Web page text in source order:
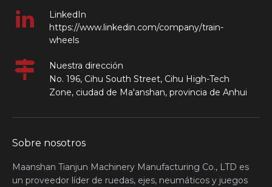
LinkedIn
https://www.linkedin.com/company/train-
wheels
Nuestra dirección
No. 196, Cihu South Street, Cihu High-Tech
Zone, ciudad de Ma'anshan, provincia de Anhui
Sobre nosotros
Maanshan Tianjun Machinery Manufacturing Co., LTD es
un proveedor líder de ruedas, ejes, neumáticos y juegos